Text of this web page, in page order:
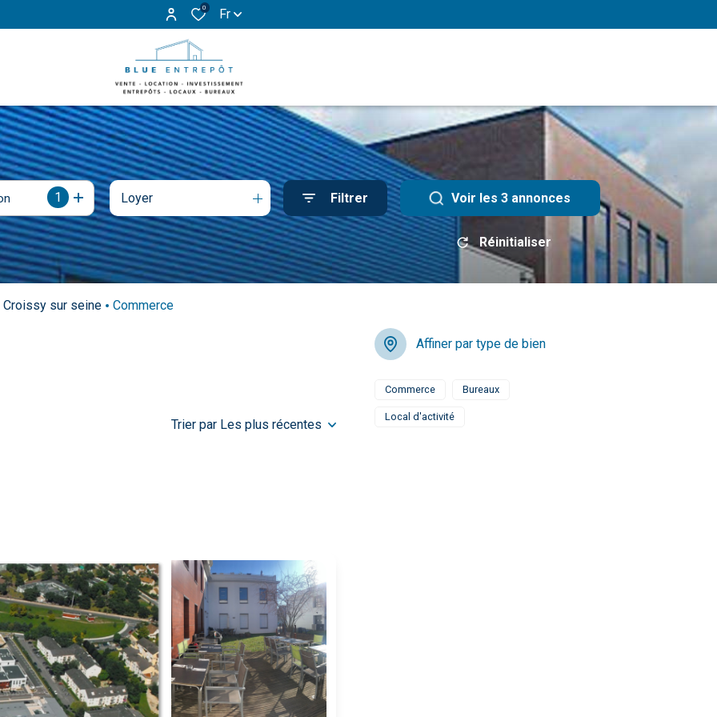
0 Fr
1 Loyer Filtrer Voir les 3annonces
Réinitialiser
Croissy sur seine Commerce
Trier par Les plus récentes
Affiner par type de bien
Commerce Bureaux
Local d'activité